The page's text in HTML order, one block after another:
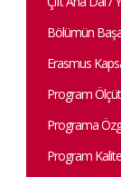
Bölümün
Erasmus
Program
Programa
Program